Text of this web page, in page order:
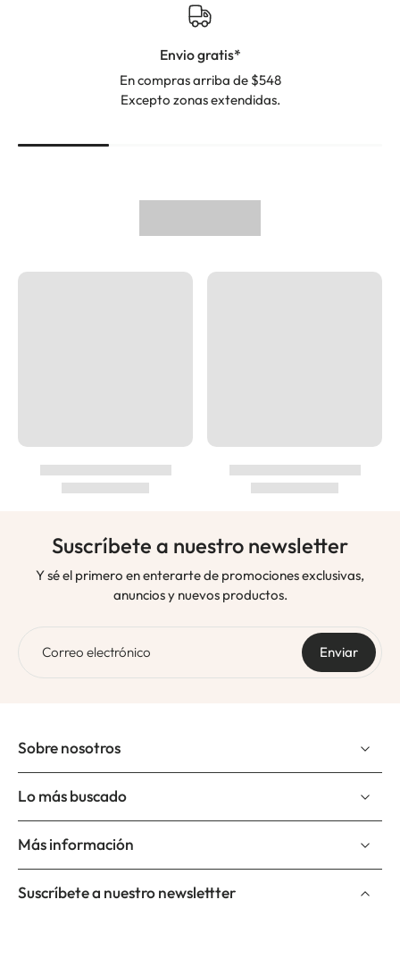
Envio gratis*
En compras arriba de $548
Excepto zonas extendidas.
Suscríbete a nuestro newsletter
Y sé el primero en enterarte de promociones exclusivas,
anuncios y nuevos productos.
Correo electrónico Enviar
Sobre nosotros
Lo más buscado
Más información
Suscríbete a nuestro newslettter